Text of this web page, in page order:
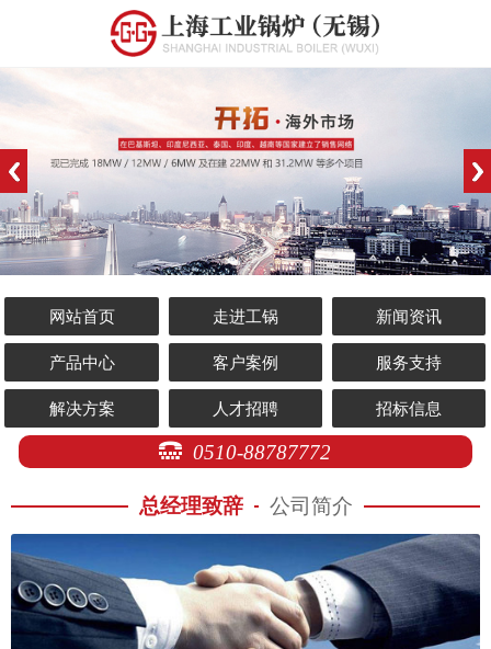
网站首页 走进工锅 新闻资讯
产品中心 客户案例 服务支持
解决方案 人才招聘 招标信息
0510-88787772
总经理致辞 公司简介